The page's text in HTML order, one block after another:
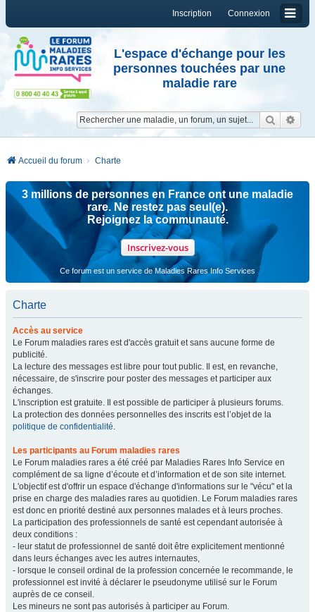
Connexion
Inscription
L'espace d'échange pour les
personnes touchées par une
maladie rare
Accueil du forum Charte
3 millions de personnes en France ont une maladie
rare. Ne restez pas seul(e).
Rejoignez la communauté.
Inscrivez-vous
Ce forum est un service de Maladies Rares Info Services
Charte
Accès au service
Le Forum maladies rares est d'accès gratuit et sans aucune forme de
publicité.
La lecture des messages est libre pour tout public. Il est, en revanche,
nécessaire, de s'inscrire pour poster des messages et participer aux
échanges.
L'inscription est gratuite. Il est possible de participer à plusieurs forums.
La protection des données personnelles des inscrits est l’objet de la
politique de confidentialité.
Les participants au Forum maladies rares
Le Forum maladies rares a été créé par Maladies Rares Info Service en
complément de sa ligne d’écoute et d’information et de son site internet.
L'objectif est d'offrir un espace d'échange d'informations sur le "vécu" et la
prise en charge des maladies rares au quotidien. Le Forum maladies rares
est donc en priorité destiné aux personnes malades et à leurs proches.
La participation des professionnels de santé est cependant autorisée à
deux conditions :
- leur statut de professionnel de santé doit être explicitement mentionné
dans leurs échanges avec les autres internautes,
- lorsque le conseil ordinal de la profession concernée le recommande, le
professionnel est invité à déclarer le pseudonyme utilisé sur le Forum
auprès de ce conseil.
Les mineurs ne sont pas autorisés à participer au Forum.